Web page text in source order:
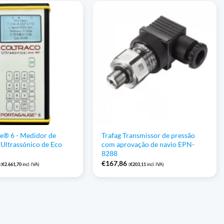
6 - Medidor de
de Eco
(€2.661,70incl. IVA)
Trafag Transmissor de pressão
com aprovação de navio EPN-
8288
€167,86 (€203,11 incl. IVA)